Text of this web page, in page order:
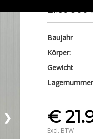
❯
Elise 900
Baujahr
Körper:
Gewicht
Lagernummer
€
Excl. BTW